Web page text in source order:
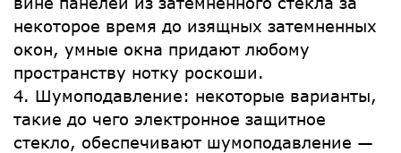
некоторое время до изящных затемненных
окон, умные окна придают любому
пространству нотку роскоши.
4. Шумоподавление: некоторые варианты,
такие до чего электронное защитное
стекло, обеспечивают шумоподавление —